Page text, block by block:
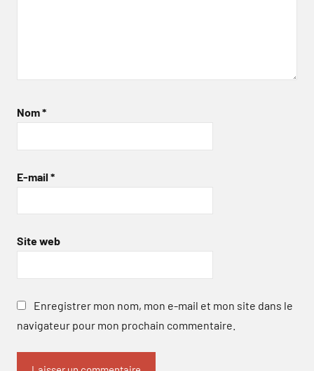
Nom*
E-mail *
Site web
Enregistrer mon nom, mon e-mail et mon site dans le
navigateur pour mon prochain commentaire.